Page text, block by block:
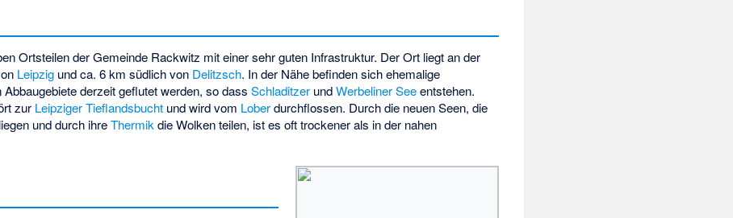
Ortsteilen der Gemeinde Rackwitz mit einer sehr guten Infrastruktur. Der Ort liegt an der
Leipzig und ca. 6 km südlich von Delitzsch. In der Nähe befinden sich ehemalige
Abbaugebiete derzeit geflutet werden, so dassSchladitzer undWerbeliner Seeentstehen.
zur Leipziger Tieflandsbucht und wird vom Loberdurchflossen. Durch die neuen Seen, die
liegen und durch ihreThermik die Wolken teilen, ist es oft trockener als in der nahen